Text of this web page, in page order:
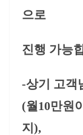
으로
진행 가능
-상기 고객
(월10만원
지),